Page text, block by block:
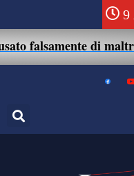
9
di